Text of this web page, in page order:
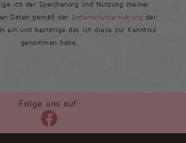
ich der Speicherung und Nutzung meiner
Daten gemäß der Datenschutzerklärung der
ein und bestätige das ich diese zur Kenntnis
genommen habe.
Folge uns auf: